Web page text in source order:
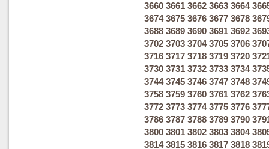
3660 3661 3662 3663 3664
3674 3675 3676 3677 3678
3688 3689 3690 3691 3692
3702 3703 3704 3705 3706
3716 3717 3718 3719 3720
3730 3731 3732 3733 3734
3744 3745 3746 3747 3748
3758 3759 3760 3761 3762
3772 3773 3774 3775 3776
3786 3787 3788 3789 3790
3800 3801 3802 3803 3804
3814 3815 3816 3817 3818